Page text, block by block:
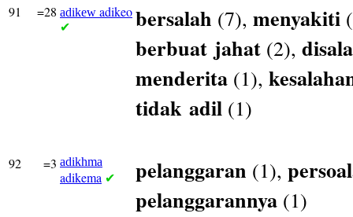
91 =28 adikew adikeo
✔ bersalah (7), menyakiti
berbuat jahat (2),
menderita (1),
tidak adil (1)
92 =3 adikhma
adikema ✔ pelanggaran (1),
pelanggarannya (1)